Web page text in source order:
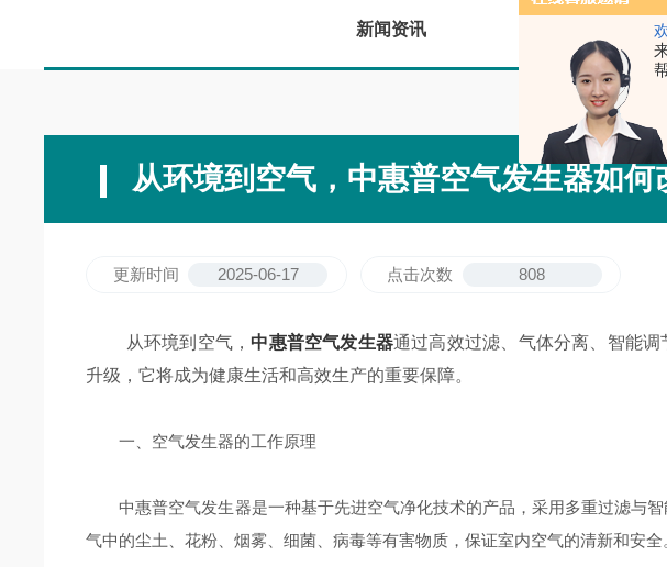
新闻资讯
从环境到空气，中惠普空气发生器如何
更新时间 2025-06-17 点击次数 808
从环境到空气， 中惠普空气发生器通过高效过滤、气体分离、智能
升级，它将成为健康生活和高效生产的重要保障。
一、空气发生器的工作原理
中惠普空气发生器是一种基于先进空气净化技术的产品，采用多重过滤与
气中的尘土、花粉、烟雾、细菌、病毒等有害物质，保证室内空气的清新和安全